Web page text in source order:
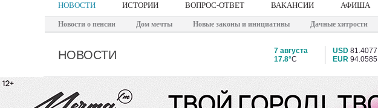
НОВОСТИ ИСТОРИИ ВОПРОС-ОТВЕТ ВАКАНСИИ АФИША
Новости о пенсии Дом мечты Новые законы и инициативы Дачные хитрости
НОВОСТИ
7 августа
17.8°C
USD 81.4077
EUR 94.0585